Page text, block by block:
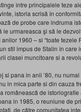
între principalele teze
istoria scrisă în
de probe care indruma
urmareasca şi să le
1960 – si “toate tezele
stil impus de Stalin în
clasei muncitoare si a
pana in anii ’80, nu
in mica parte si din cauza
de
in 1985, o reuniune de
de către comunitatea